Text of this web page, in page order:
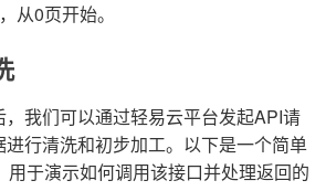
从0页开始。
我们可以通过轻易云平台发起API请
行清洗和初步加工。以下是一个简单
用于演示如何调用该接口并处理返回的